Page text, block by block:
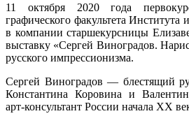
11 октября 2020 года
графического факультета
в компании старшекурсницы
выставку «Сергей Виноградов.
русского импрессионизма.
Сергей Виноградов — блестящий
Константина Коровина и
арт-консультант России начала ХХ